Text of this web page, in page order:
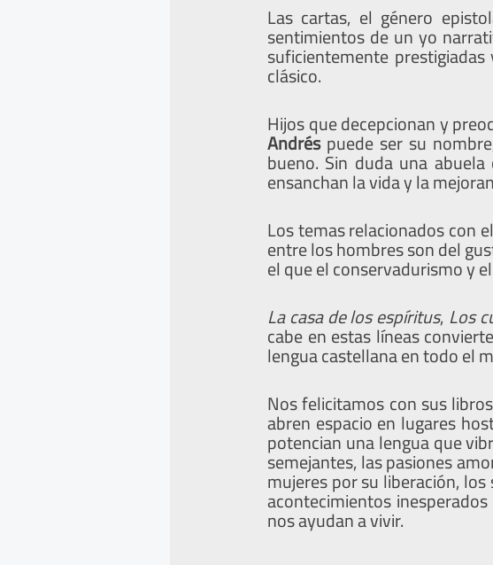
Las cartas, el género
sentimientos de un yo
suficientemente
clásico.
Hijos que decepcionan y
Andréspuede ser su
bueno. Sin duda una
ensanchan la vida y la
Los temas relacionados con
entre los hombres son del
el que el conservadurismo y
La casa de los espíritus, Los
cabe en estas líneas
lengua castellana en todo el
Nos felicitamos con sus
abren espacio en lugares
potencian una lengua que
semejantes, las pasiones
mujeres por su liberación,
acontecimientos
nos ayudan a vivir.